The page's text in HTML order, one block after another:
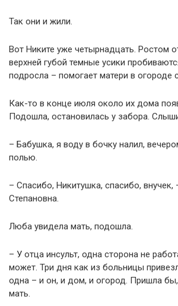
Так они и жили.
Вот Никите уже четырнадцать. Ростом
верхней губой темные усики
подросла – помогает матери в огороде
Как-то в конце июля около их дома
Подошла, остановилась у забора.
– Бабушка, я воду в бочку налил,
полью.
– Спасибо, Никитушка, спасибо, внучек,
Степановна.
Люба увидела мать, подошла.
– У отца инсульт, одна сторона не
может. Три дня как из больницы
одна – и он, и дом, и огород. Пришла
мать.